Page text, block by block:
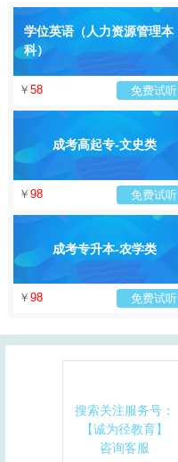
学位英语（人力资源管理本
科）
￥ 58 免费试听
成考高起专-文史类
￥ 98 免费试听
成考专升本-农学类
￥ 98 免费试听
搜索关注服务号：
【诚为径教育】
咨询客服